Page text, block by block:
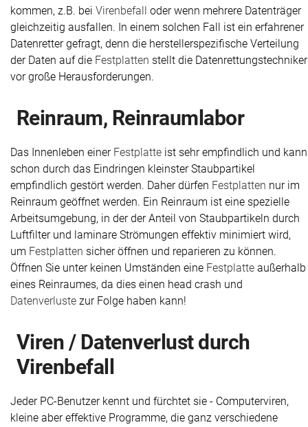
kommen, z.B. bei Virenbefall oder wenn mehrere Datenträger
gleichzeitig ausfallen. In einem solchen Fall ist ein erfahrener
Datenretter gefragt, denn die herstellerspezifische Verteilung
der Daten auf die Festplatten stellt die Datenrettungstechniker
vor große Herausforderungen.
Reinraum, Reinraumlabor
Das Innenleben einer Festplatte ist sehr empfindlich und kann
schon durch das Eindringen kleinster Staubpartikel
empfindlich gestört werden. Daher dürfen Festplatten nur im
Reinraum geöffnet werden. Ein Reinraum ist eine spezielle
Arbeitsumgebung, in der der Anteil von Staubpartikeln durch
Luftfilter und laminare Strömungen effektiv minimiert wird,
um Festplatten sicher öffnen und reparieren zu können.
Öffnen Sie unter keinen Umständen eine Festplatte außerhalb
eines Reinraumes, da dies einen head crash und
Datenverluste zur Folge haben kann!
Viren / Datenverlust durch
Virenbefall
Jeder PC-Benutzer kennt und fürchtet sie - Computerviren,
kleine aber effektive Programme, die ganz verschiedene